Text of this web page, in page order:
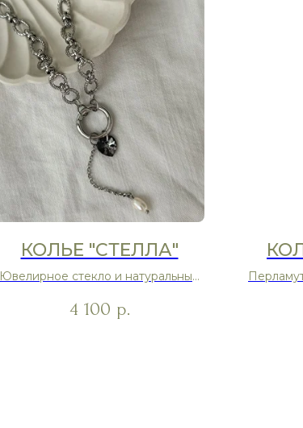
КОЛЬЕ "СТЕЛЛА"
Ювелирное стекло и натуральный
4 100 р.